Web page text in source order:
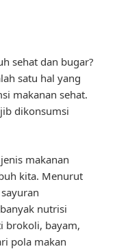
sehat dan bugar?
satu hal yang
makanan sehat.
dikonsumsi
makanan
kita. Menurut
nutrisi
brokoli, bayam,
pola makan